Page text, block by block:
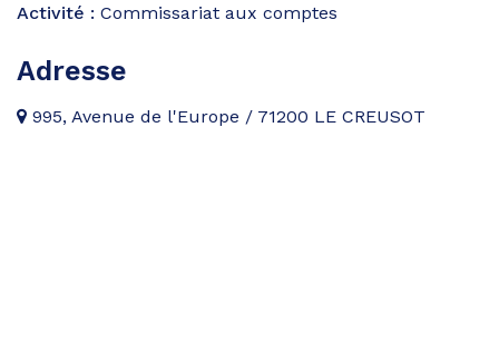
Activité : Commissariat aux comptes
Adresse
995, Avenue de l'Europe / 71200 LE CREUSOT